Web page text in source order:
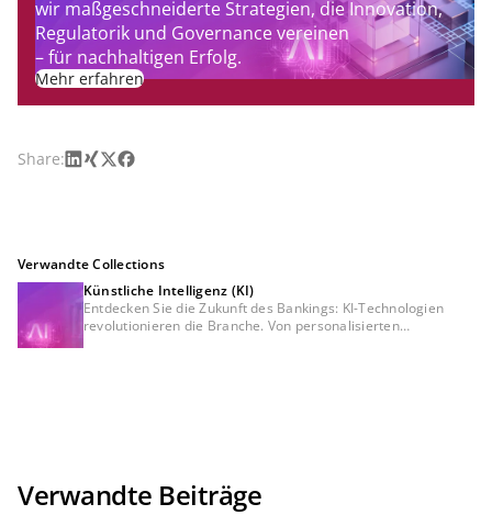
wir maßgeschneiderte Strategien, die Innovation,
Regulatorik und Governance vereinen
– für nachhaltigen Erfolg.
Mehr erfahren
Share:LinkedIn
Xing
X Facebook
Verwandte Collections
Künstliche Intelligenz (KI)
Entdecken Sie die Zukunft des Bankings: KI-Technologien
revolutionieren die Branche. Von personalisierten
Verwandte Beiträge